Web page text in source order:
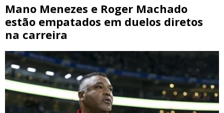
Mano Menezes e Roger Machado
estão empatados em duelos diretos
na carreira